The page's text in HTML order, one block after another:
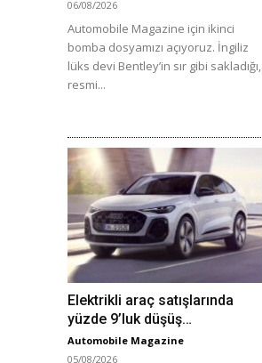
06/08/2026
Automobile Magazine için ikinci
bomba dosyamızı açıyoruz. İngiliz
lüks devi Bentley’in sır gibi sakladığı,
resmi...
Elektrikli araç satışlarında
yüzde 9’luk düşüş…
Automobile Magazine
05/08/2026